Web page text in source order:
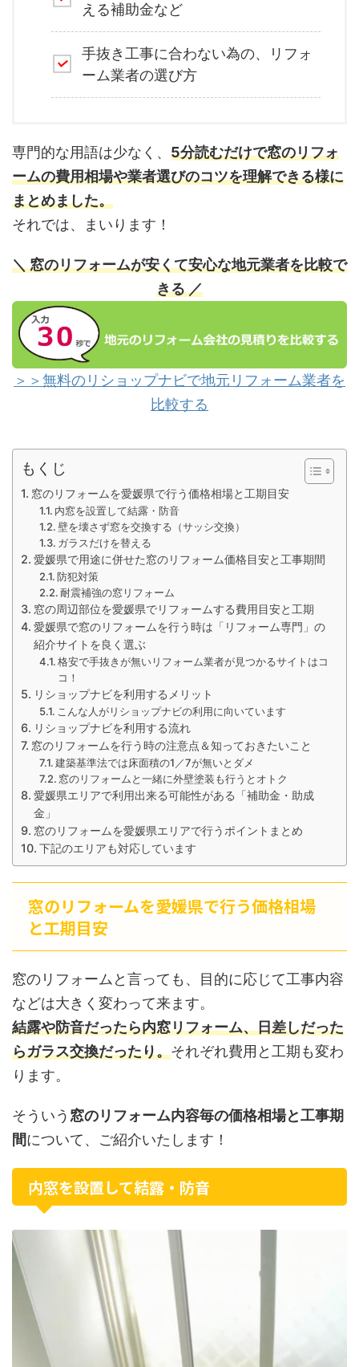
える補助金など
手抜き工事に合わない為の、リフォ
ーム業者の選び方
専門的な用語は少なく、 5分読むだけで窓のリフォ
ームの費用相場や業者選びのコツを理解できる様に
まとめました。
それでは、まいります！
＼ 窓のリフォームが安くて安心な地元業者を比較で
きる ／
＞＞無料のリショップナビで地元リフォーム業者を
比較する
もくじ
窓のリフォームを愛媛県で行う価格相場と工期目安
内窓を設置して結露・防音
壁を壊さず窓を交換する（サッシ交換）
ガラスだけを替える
愛媛県で用途に併せた窓のリフォーム価格目安と工事期間
防犯対策
耐震補強の窓リフォーム
窓の周辺部位を愛媛県でリフォームする費用目安と工期
愛媛県で窓のリフォームを行う時は「リフォーム専門」の
紹介サイトを良く選ぶ
格安で手抜きが無いリフォーム業者が見つかるサイトはコ
コ！
リショップナビを利用するメリット
こんな人がリショップナビの利用に向いています
リショップナビを利用する流れ
窓のリフォームを行う時の注意点＆知っておきたいこと
建築基準法では床面積の1／7が無いとダメ
窓のリフォームと一緒に外壁塗装も行うとオトク
愛媛県エリアで利用出来る可能性がある「補助金・助成
金」
窓のリフォームを愛媛県エリアで行うポイントまとめ
下記のエリアも対応しています
窓のリフォームを愛媛県で行う価格相場
と工期目安
窓のリフォームと言っても、目的に応じて工事内容
などは大きく変わって来ます。
結露や防音だったら内窓リフォーム、日差しだった
らガラス交換だったり。それぞれ費用と工期も変わ
ります。
そういう 窓のリフォーム内容毎の価格相場と工事期
間について、ご紹介いたします！
内窓を設置して結露・防音